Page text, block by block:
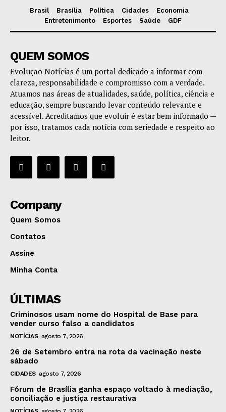
Brasil Brasília Política Cidades
Economia
Entretenimento
Esportes Saúde GDF
QUEM SOMOS
Evolução Notícias é um portal dedicado a informar com
clareza, responsabilidade e compromisso com a verdade.
Atuamos nas áreas de atualidades, saúde, política, ciência e
educação, sempre buscando levar conteúdo relevante e
acessível. Acreditamos que evoluir é estar bem informado —
por isso, tratamos cada notícia com seriedade e respeito ao
leitor.
Company
Quem Somos
Contatos
Assine
Minha Conta
ÚLTIMAS
Criminosos usam nome do Hospital de Base para
vender curso falso a candidatos
NOTÍCIAS agosto 7, 2026
26 de Setembro entra na rota da vacinação neste
sábado
CIDADES agosto 7, 2026
Fórum de Brasília ganha espaço voltado à mediação,
conciliação e justiça restaurativa